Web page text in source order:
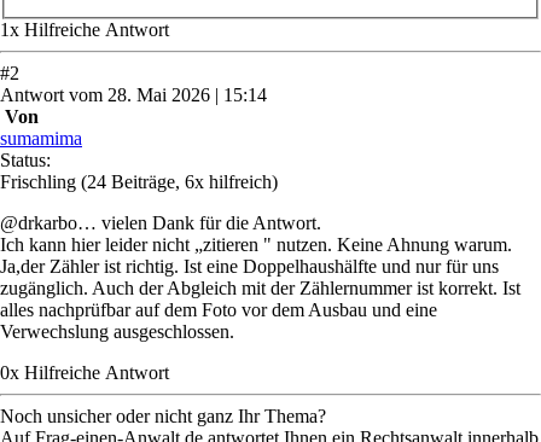
1x Hilfreiche Antwort
#2
Antwortvom 28. Mai 2026 | 15:14
Von
sumamima
Status:
Frischling (24 Beiträge, 6x hilfreich)
@drkarbo… vielen Dank für die Antwort.
Ich kann hier leider nicht „zitieren " nutzen. Keine Ahnung warum.
Ja,der Zähler ist richtig. Ist eine Doppelhaushälfte und nur für uns
zugänglich. Auch der Abgleich mit der Zählernummer ist korrekt. Ist
alles nachprüfbar auf dem Foto vor dem Ausbau und eine
Verwechslung ausgeschlossen.
0x Hilfreiche Antwort
Noch unsicher oder nicht ganz Ihr Thema?